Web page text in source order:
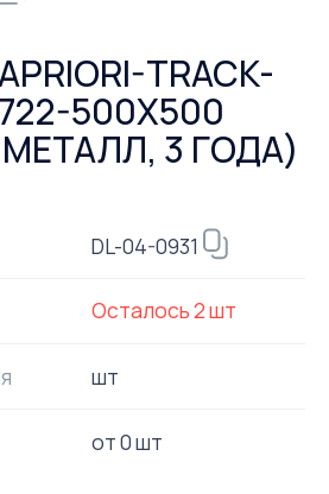
TRACK-
500Х500
МЕТАЛЛ, 3 ГОДА)
DL-04-0931
Осталось2шт
шт
от0шт